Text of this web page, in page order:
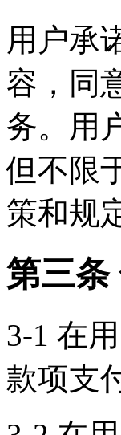
用户承
容，同
务。用
但不限
策和规
第三条
3-1 在
款项支